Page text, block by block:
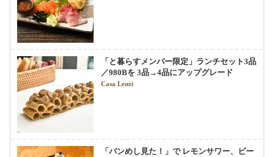
「と暮らすメンバー限定」ランチセット3品
／980Bを 3品→4品にアップグレード
Casa Lenzi
「バンめし見た！」で レモンサワー、ビー